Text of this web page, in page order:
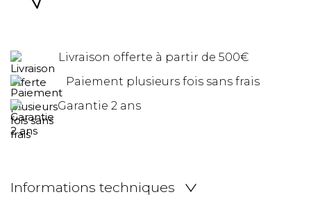
Livraison offerte à partir de 500€
Paiement plusieurs fois sans frais
Garantie 2 ans
Informations techniques